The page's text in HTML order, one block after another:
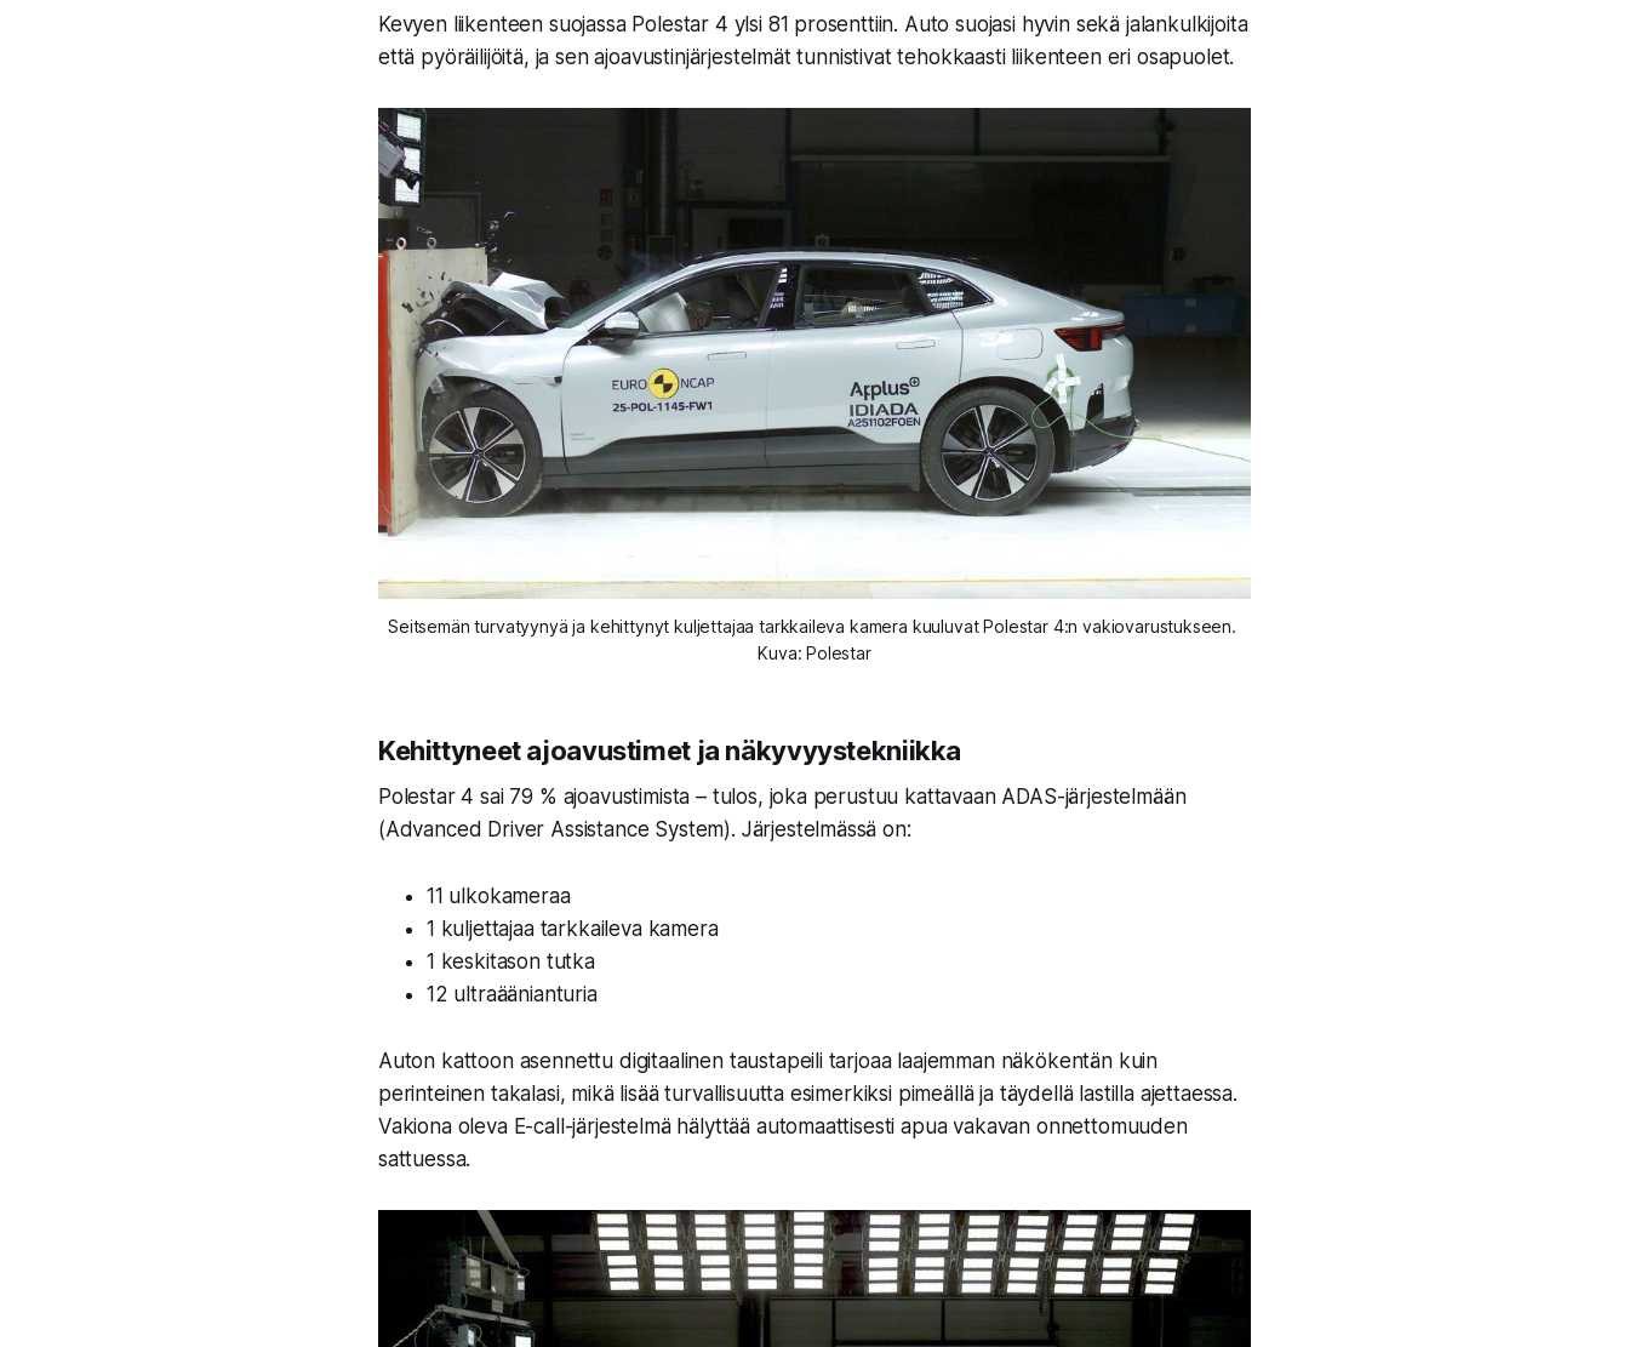
Kevyen liikenteen suojassa Polestar 4 ylsi 81 prosenttiin. Auto suojasi hyvin sekä jalankulkijoita
että pyöräilijöitä, ja sen ajoavustinjärjestelmät tunnistivat tehokkaasti liikenteen eri osapuolet.
Seitsemän turvatyynyä ja kehittynyt kuljettajaa tarkkaileva kamera kuuluvat Polestar 4:n vakiovarustukseen.
Kuva: Polestar
Kehittyneet ajoavustimet ja näkyvyystekniikka
Polestar 4 sai 79 % ajoavustimista – tulos, joka perustuu kattavaan ADAS-järjestelmään
(Advanced Driver Assistance System). Järjestelmässä on:
11 ulkokameraa
1 kuljettajaa tarkkaileva kamera
1 keskitason tutka
12 ultraäänianturia
Auton kattoon asennettu digitaalinen taustapeili tarjoaa laajemman näkökentän kuin
perinteinen takalasi, mikä lisää turvallisuutta esimerkiksi pimeällä ja täydellä lastilla ajettaessa.
Vakiona oleva E-call-järjestelmä hälyttää automaattisesti apua vakavan onnettomuuden
sattuessa.